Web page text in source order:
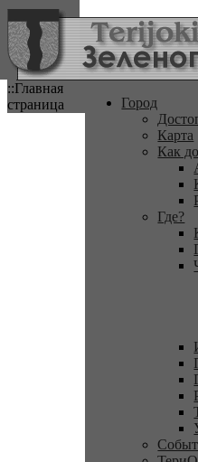
::Главная
страница
Город
Карта
Как
Где?